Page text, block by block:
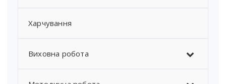
Харчування
Виховна робота